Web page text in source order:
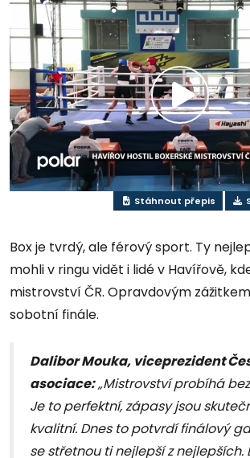
video
Stáhnout přepis
Box je tvrdý, ale férový sport. Ty
mohli v ringu vidět i lidé v Havířově,
mistrovství ČR. Opravdovým
sobotní finále.
Dalibor Mouka, viceprezident
asociace:„Mistrovství probíhá
Je to perfektní, zápasy jsou
kvalitní. Dnes to potvrdí finálový
se střetnou ti nejlepší z nejlepších.